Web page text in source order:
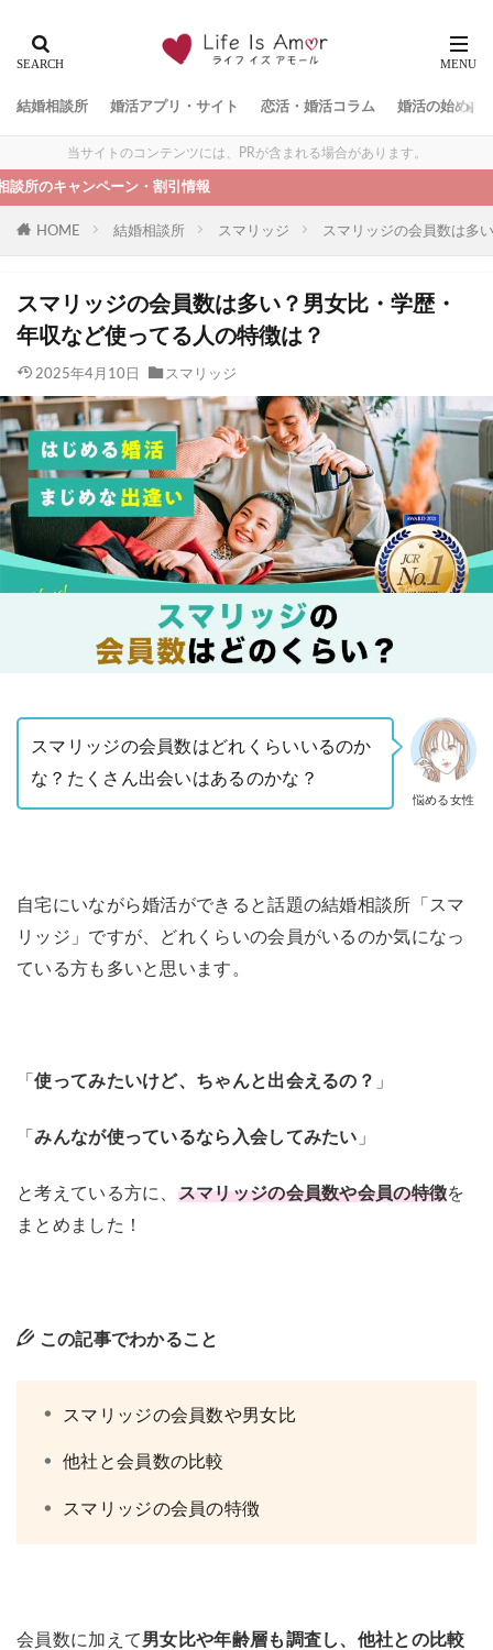
結婚相談所 婚活アプリ・サイト 恋活・婚活コラム 婚活の始め方
当サイトのコンテンツには、PRが含まれる場合があります。
ン・割引情報
HOME 結婚相談所 スマリッジ スマリッジの会員数は多
スマリッジの会員数は多い？男女比・学歴・
年収など使ってる人の特徴は？
2025年4月10日 スマリッジ
悩める女性
スマリッジの会員数はどれくらいいるのか
な？たくさん出会いはあるのかな？
自宅にいながら婚活ができると話題の結婚相談所「スマ
リッジ」ですが、どれくらいの会員がいるのか気になっ
ている方も多いと思います。
「使ってみたいけど、ちゃんと出会えるの？ 」
「みんなが使っているなら入会してみたい 」
と考えている方に、 スマリッジの会員数や会員の特徴を
まとめました！
この記事でわかること
スマリッジの会員数や男女比
他社と会員数の比較
スマリッジの会員の特徴
会員数に加えて男女比や年齢層も調査し、他社との比較